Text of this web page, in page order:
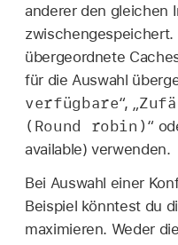
anderer den gleichen
zwischengespeichert.
übergeordnete
für die Auswahl
verfügbare“, „
(Round robin) “
available) verwenden.
Bei Auswahl einer
Beispiel könntest du
maximieren. Weder